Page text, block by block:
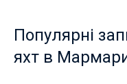
Популярні
яхт в